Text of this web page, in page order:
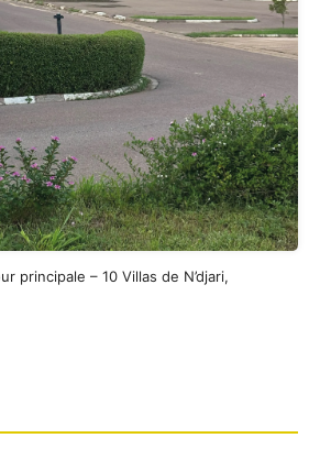
principale – 10 Villas de N’djari,